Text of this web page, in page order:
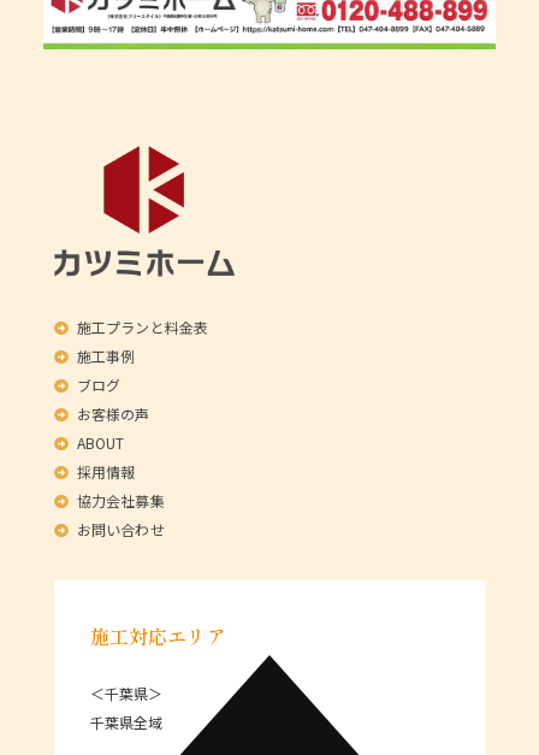
施工プランと料金表
施工事例
ブログ
お客様の声
ABOUT
採用情報
協力会社募集
お問い合わせ
施工対応エリア
＜千葉県＞
千葉県全域